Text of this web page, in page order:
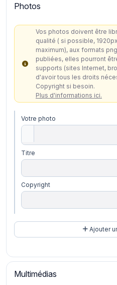
Photos
Vos photos doivent être
qualité ( si possible, 1920px de largeur minimum et 10 Mo
maximum), aux formats png ou
publiées, elles pourront
supports (sites Internet,
d'avoir tous les droits
Copyright si besoin.
Plus d'informations ici.
Votre photo
Titre
Copyright
Ajouter
Multimédias